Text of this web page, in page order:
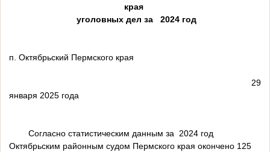
края
уголовных дел за 2024 год
п. Октябрьский Пермского края
29
января 2025 года
Согласно статистическим данным за 2024 год
Октябрьским районным судом Пермского края окончено 125